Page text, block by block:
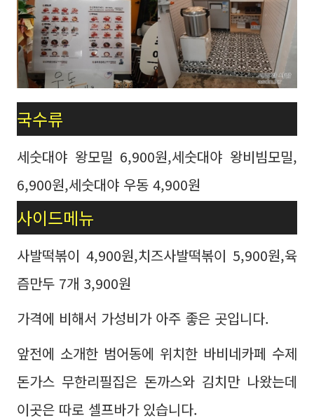
국수류
세숫대야 왕모밀 6,900원,세숫대야 왕비빔모밀,
6,900원,세숫대야 우동 4,900원
사이드메뉴
사발떡볶이 4,900원,치즈사발떡볶이 5,900원,육
즘만두 7개 3,900원
가격에 비해서 가성비가 아주 좋은 곳입니다.
앞전에 소개한 범어동에 위치한 바비네카페 수제
돈가스 무한리필집은 돈까스와 김치만 나왔는데
이곳은 따로 셀프바가 있습니다.